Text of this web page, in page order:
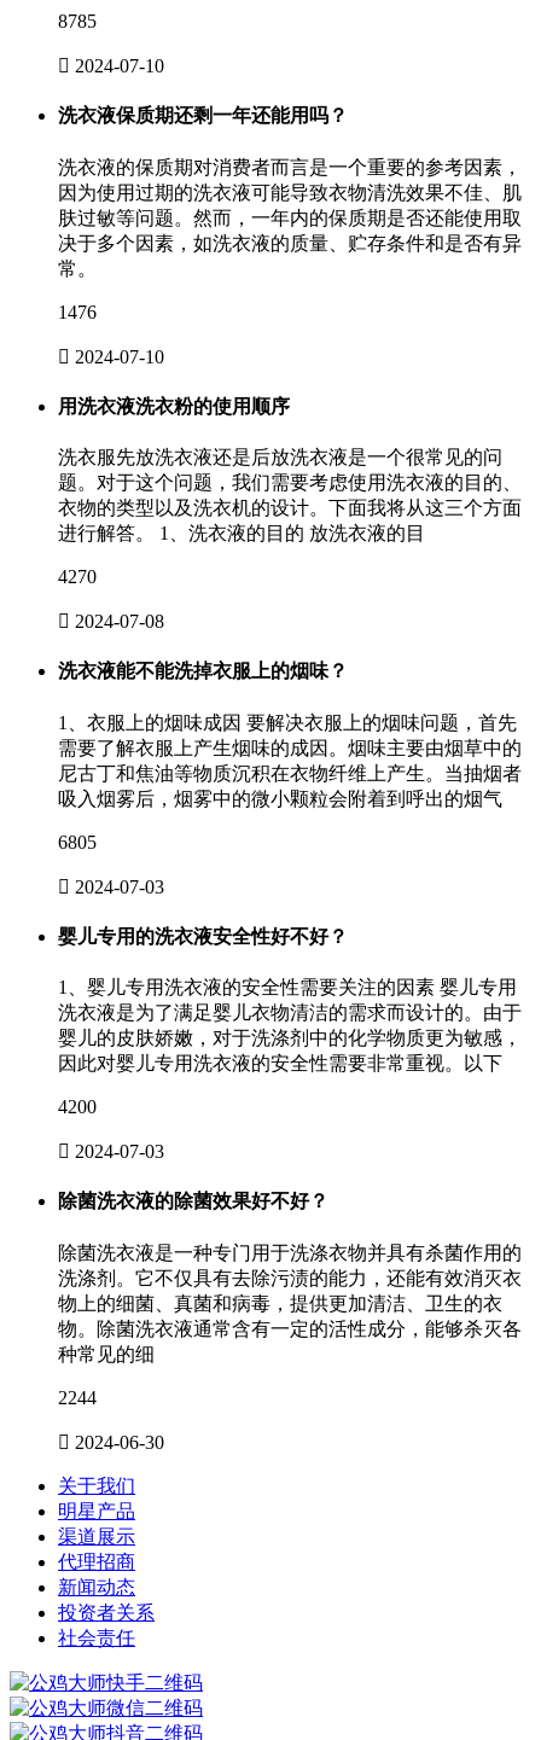
8785
 2024-07-10
洗衣液保质期还剩一年还能用吗？
洗衣液的保质期对消费者而言是一个重要的参考因素，
因为使用过期的洗衣液可能导致衣物清洗效果不佳、肌
肤过敏等问题。然而，一年内的保质期是否还能使用取
决于多个因素，如洗衣液的质量、贮存条件和是否有异
常。
1476
 2024-07-10
用洗衣液洗衣粉的使用顺序
洗衣服先放洗衣液还是后放洗衣液是一个很常见的问
题。对于这个问题，我们需要考虑使用洗衣液的目的、
衣物的类型以及洗衣机的设计。下面我将从这三个方面
进行解答。 1、洗衣液的目的 放洗衣液的目
4270
 2024-07-08
洗衣液能不能洗掉衣服上的烟味？
1、衣服上的烟味成因 要解决衣服上的烟味问题，首先
需要了解衣服上产生烟味的成因。烟味主要由烟草中的
尼古丁和焦油等物质沉积在衣物纤维上产生。当抽烟者
吸入烟雾后，烟雾中的微小颗粒会附着到呼出的烟气
6805
 2024-07-03
婴儿专用的洗衣液安全性好不好？
1、婴儿专用洗衣液的安全性需要关注的因素 婴儿专用
洗衣液是为了满足婴儿衣物清洁的需求而设计的。由于
婴儿的皮肤娇嫩，对于洗涤剂中的化学物质更为敏感，
因此对婴儿专用洗衣液的安全性需要非常重视。以下
4200
 2024-07-03
除菌洗衣液的除菌效果好不好？
除菌洗衣液是一种专门用于洗涤衣物并具有杀菌作用的
洗涤剂。它不仅具有去除污渍的能力，还能有效消灭衣
物上的细菌、真菌和病毒，提供更加清洁、卫生的衣
物。除菌洗衣液通常含有一定的活性成分，能够杀灭各
种常见的细
2244
 2024-06-30
关于我们
明星产品
渠道展示
代理招商
新闻动态
投资者关系
社会责任